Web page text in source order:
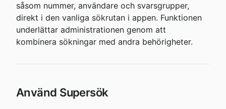
såsom nummer, användare och svarsgrupper,
direkt i den vanliga sökrutan i appen. Funktionen
underlättar administrationen genom att
kombinera sökningar med andra behörigheter.
Använd Supersök